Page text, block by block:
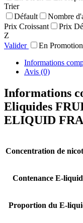
Trier
Défault
Nombre
Prix Croissant
Prix
Z
Valider
En Promotion
Informations
Avis (0)
Informations
Eliquides
ELIQUID
Concentration de
Contenance E-
Proportion du E-